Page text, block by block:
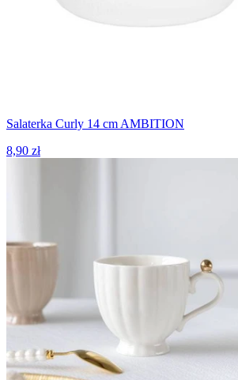
Salaterka Curly 14 cm AMBITION
8,90 zł